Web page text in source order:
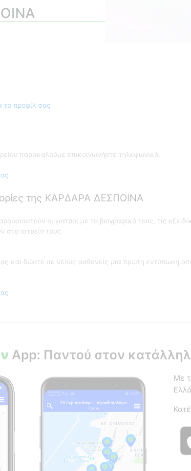
προφίλ σας
παρακαλούμε επικοινωνήστε τηλεφωνικά.
της ΚΑΡΔΑΡΑ ΔΕΣΠΟΙΝΑ
οι γιατροί με το βιογραφικό τους, τις
στο ιατρείο τους.
και δώστε σε νέους ασθενείς μια πρώτη εντύπωση
App: Παντού στον
Με